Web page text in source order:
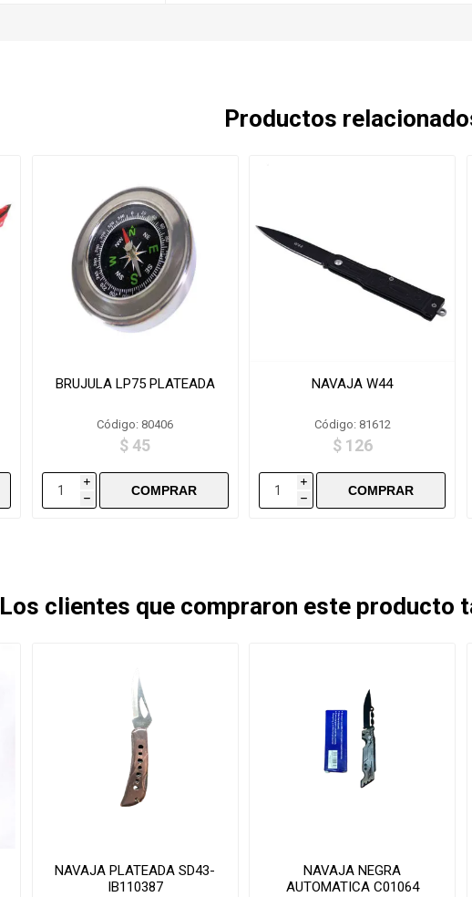
Productos
BRUJULA LP75 PLATEADA
Código: 80406
$ 45
i
h
NAVAJA W44
Código: 81612
$ 126
i
h
Los clientes que compraron este producto
NAVAJA PLATEADA SD43-
IB110387
NAVAJA NEGRA
AUTOMATICA C01064